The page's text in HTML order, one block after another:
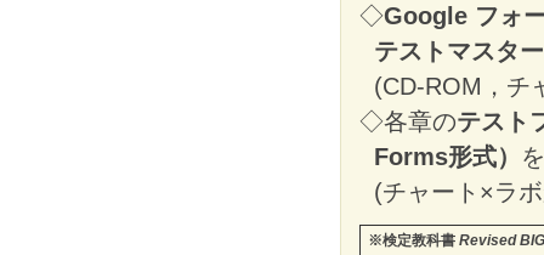
◇Google フォ
テストマスター
(CD-ROM，チ
◇各章のテスト
Forms形式）
(チャート×ラ
※検定教科書 Revised